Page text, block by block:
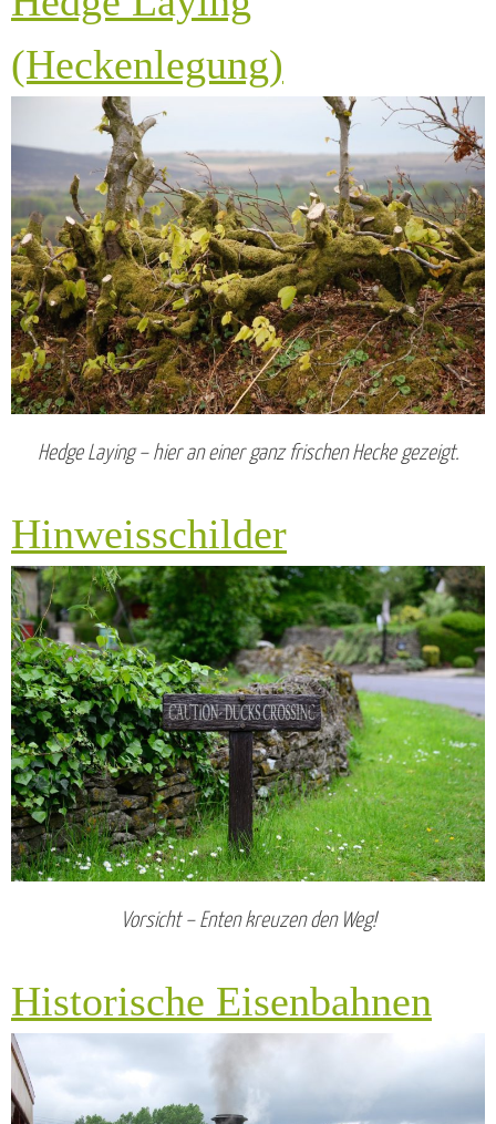
(Heckenlegung)
Hedge Laying – hier an einer ganz frischen Hecke gezeigt.
Hinweisschilder
Vorsicht – Enten kreuzen den Weg!
Historische Eisenbahnen